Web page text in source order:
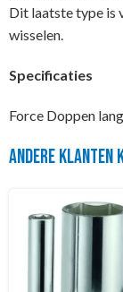
Dit laatste type is
wisselen.
Specificaties
Force Doppen
Andere klanten